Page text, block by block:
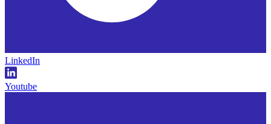
LinkedIn
Youtube